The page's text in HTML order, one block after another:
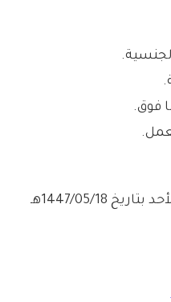
– التقديم مُتاح الآن بدأ اليوم الأحد بتاريخ 1447/05/18هـ